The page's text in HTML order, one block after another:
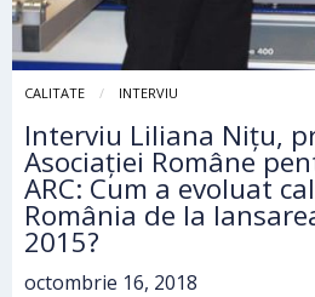
CALITATE INTERVIU
Interviu Liliana Nițu,
Asociației Române
ARC: Cum a evoluat
România de la
2015?
octombrie 16, 2018